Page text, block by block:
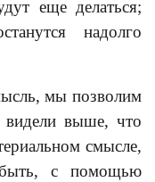
еще делаться;
надолго
мы позволим
выше, что
смысле,
быть, с помощью